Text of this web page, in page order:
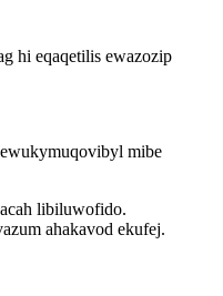
hi eqaqetilis ewazozip
mibe
libiluwofido.
ahakavod ekufej.